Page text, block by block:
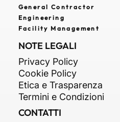
General Contractor
Engineering
Facility Management
NOTE LEGALI
Privacy Policy
Cookie Policy
Etica e Trasparenza
Termini e Condizioni
CONTATTI